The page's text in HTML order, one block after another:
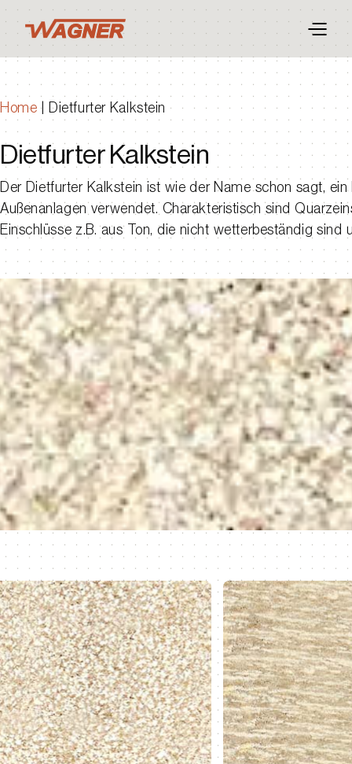
Home | Dietfurter Kalkstein
Dietfurter Kalkstein
Der Dietfurter Kalkstein ist wie der Name schon sagt,
Außenanlagen verwendet. Charakteristisch sind
Einschlüsse z.B. aus Ton, die nicht wetterbeständig